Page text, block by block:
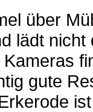
über
lädt
gute